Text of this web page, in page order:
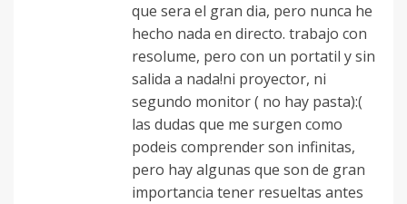
que sera el gran dia, pero nunca he
hecho nada en directo. trabajo con
resolume, pero con un portatil y sin
salida a nada!ni proyector, ni
segundo monitor ( no hay pasta):(
las dudas que me surgen como
podeis comprender son infinitas,
pero hay algunas que son de gran
importancia tener resueltas antes